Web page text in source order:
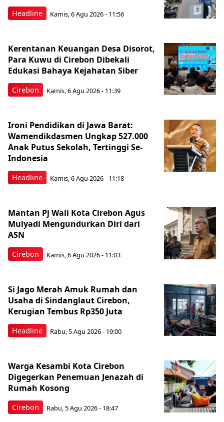
Headline Kamis, 6 Agu 2026 - 11:56
Cirebon
Kerentanan Keuangan Desa Disorot,
Para Kuwu di Cirebon Dibekali
Edukasi Bahaya Kejahatan Siber
Kamis, 6 Agu 2026 - 11:39
Headline
Ironi Pendidikan di Jawa Barat:
Wamendikdasmen Ungkap 527.000
Anak Putus Sekolah, Tertinggi Se-
Indonesia
Kamis, 6 Agu 2026 - 11:18
Cirebon
Mantan Pj Wali Kota Cirebon Agus
Mulyadi Mengundurkan Diri dari
ASN
Kamis, 6 Agu 2026 - 11:03
Headline
Si Jago Merah Amuk Rumah dan
Usaha di Sindanglaut Cirebon,
Kerugian Tembus Rp350 Juta
Rabu, 5 Agu 2026 - 19:00
Cirebon
Warga Kesambi Kota Cirebon
Digegerkan Penemuan Jenazah di
Rumah Kosong
Rabu, 5 Agu 2026 - 18:47